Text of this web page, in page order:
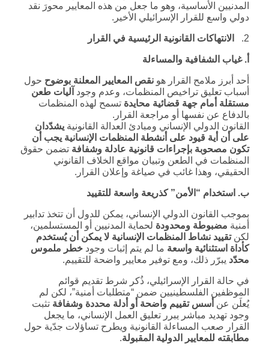
المدنيين الأساسية، وهو ما جعل من هذه المعايير محورَ نقد
دولي واسع للقرار الإسرائيلي الأخير.
2. الانتهاكات القانونية الرئيسية في القرار
أ. غياب الشفافية والمساءلة
أحد أبرز ملامح القرار هو نقص المعايير المعلنة بوضوح حول
أسباب تعليق تراخيص المنظمات، وعدم وجود آليات طعن
مستقلة أمام جهة قضائية محايدة تسمح لهذه المنظمات
بالدفاع عن نفسها أو مراجعة القرار.
القانون الدولي الإنساني ومبادئ العدالة القانونية يشدّدان
على أن أية قيود على أنشطة المنظمات الإنسانية يجب أن
تكون مصحوبة بإجراءات قانونية عادلة وشفافة تضمن حقوق
المنظمات في الطعن وتبيان مواقع الخلاف القانوني
الحقيقي، وهذا غائب في صياغة وإعلان القرار.
ب. استخدام “الأمن” كذريعة واسعة للتقييد
بموجب القانون الدولي الإنساني، يمكن للدول أن تتخذ تدابير
أمنية مضبوطة ومحدودة لحماية المدنيين أو المستسلمين،
لكنتقييد نشاط المنظمات الإنسانية لا يمكن أن يُستخدم
كأداة استثنائية واسعة ما لم يتم إثبات وجود خطر ملموس
محدّد يبرّر ذلك، ومع توفير معايير واضحة للتقييم.
في حالة القرار الإسرائيلي، ذُكر شرط تقديم قوائم
الموظفين الفلسطينيين ضمن “متطلبات أمنية”، لكن لم
يُعلَن عن أسس تقييم واضحة أو أدلة محددة وشفافة تثبت
وجود تهديد مباشر يبرر تعليق العمل الإنساني، ما يجعل
القرار صعب المساءلة القانونية ويطرح تساؤلات جدّية حول
مطابقته للمعايير الدولية المقبولة.